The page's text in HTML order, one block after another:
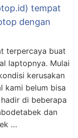
tempat
dengan
terpercaya buat
laptopnya. Mulai
kerusakan
kami belum bisa
di beberapa
dan
…